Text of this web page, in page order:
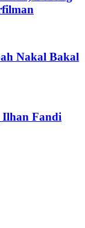
Nakal Bakal
Ilhan Fandi